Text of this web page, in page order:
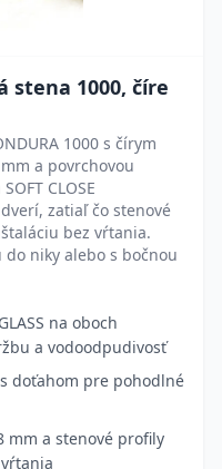
stena 1000, číre
1000 s čírym
a povrchovou
CLOSE
zatiaľ čo stenové
bez vŕtania.
niky alebo s bočnou
na oboch
a vodoodpudivosť
s doťahom pre pohodlné
mm a stenové profily